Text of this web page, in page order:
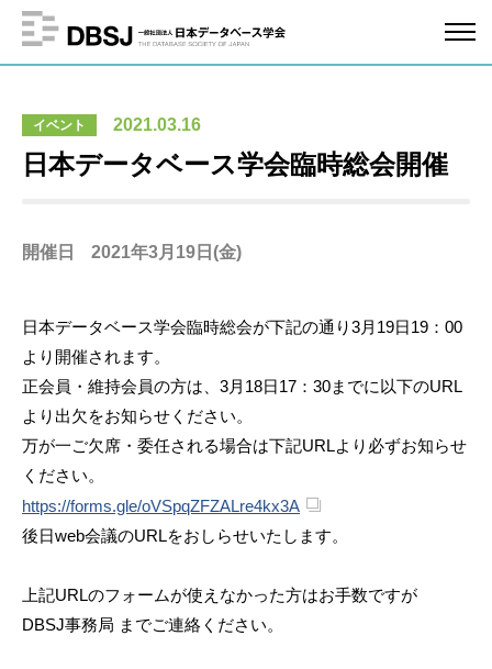
イベント 2021.03.16
日本データベース学会臨時総会開催
開催日 2021年3月19日(金)
日本データベース学会臨時総会が下記の通り3月19日19：00
より開催されます。
正会員・維持会員の方は、3月18日17：30までに以下のURL
より出欠をお知らせください。
万が一ご欠席・委任される場合は下記URLより必ずお知らせ
ください。
https://forms.gle/oVSpqZFZALre4kx3A
後日web会議のURLをおしらせいたします。
上記URLのフォームが使えなかった方はお手数ですが
DBSJ事務局 までご連絡ください。